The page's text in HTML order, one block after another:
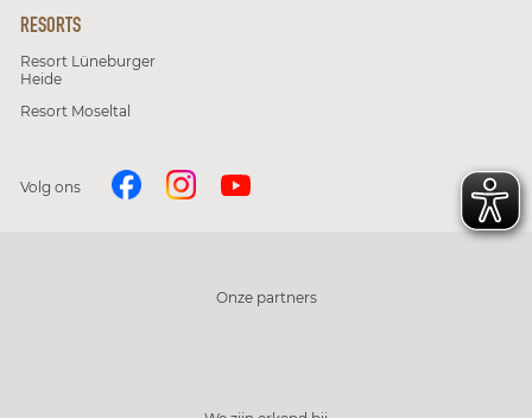
RESORTS
Resort Lüneburger
Heide
Resort Moseltal
Volg ons
Onze partners